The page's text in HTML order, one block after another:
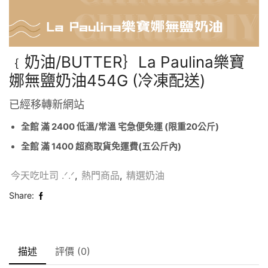
﹛奶油/BUTTER｝La Paulina樂寶
娜無鹽奶油454G (冷凍配送)
已經移轉新網站
全館 滿 2400 低溫/常溫 宅急便免運 (限重20公斤)
全館 滿 1400 超商取貨免運費(五公斤內)
今天吃吐司 .ᐟ.ᐟ, 熱門商品, 精選奶油
Share:
描述 評價 (0)